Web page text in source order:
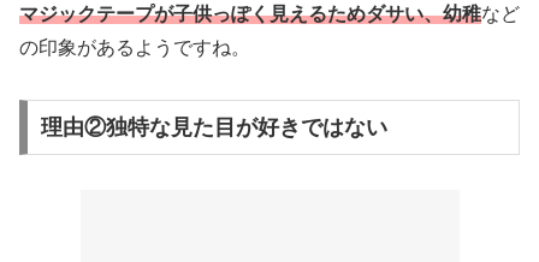
マジックテープが子供っぽく見えるためダサい、幼稚など
の印象があるようですね。
理由②独特な見た目が好きではない